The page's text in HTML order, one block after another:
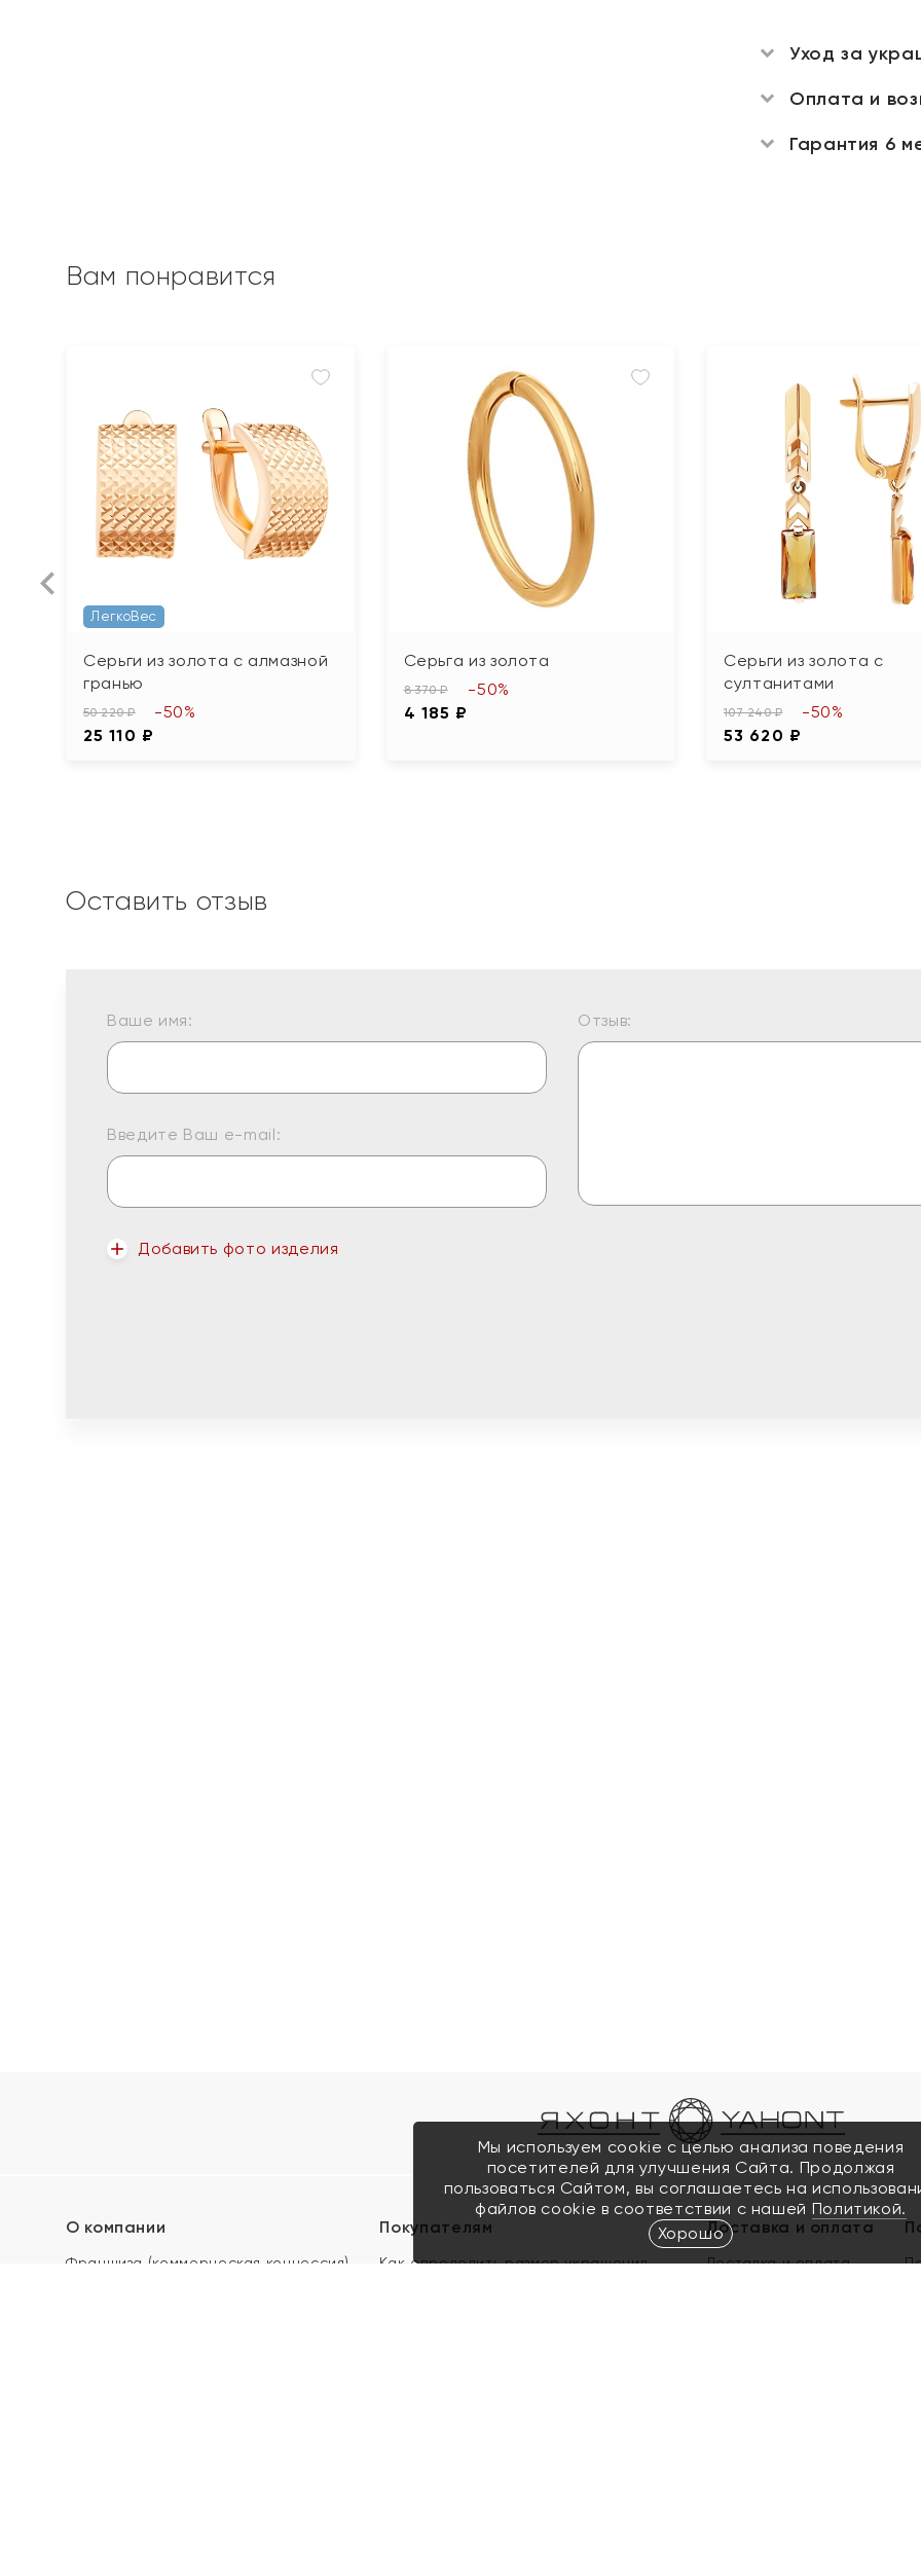
Уход за
Оплата и
Гарантия 6
Вам понравится
ЛегкоВес
Серьги из золота с алмазной
гранью
50 220 ₽
25 110 ₽
-50%
Серьга из золота
8 370 ₽
4 185 ₽
-50%
Серьги из золота с
султанитами
107 240 ₽
53 620 ₽
-50%
Оставить отзыв
Ваше имя:
Введите Ваш e-mail:
Добавить фото изделия
Отзыв:
О компании
Франшиза (коммерческая концессия)
Покупателям
Как определить размер украшения
Доставка и оплата
Доставка и оплата
Мы используем cookie с целью анализа поведения
посетителей для улучшения Сайта. Продолжая
пользоваться Сайтом, вы соглашаетесь на
файлов cookie в соответствии с нашей Политикой.
Хорошо